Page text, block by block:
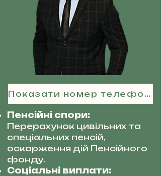
Показати номер телефону
Пенсійні спори:
Перерахунок цивільних та
спеціальних пенсій,
оскарження дій Пенсійного
фонду.
Соціальні виплати: